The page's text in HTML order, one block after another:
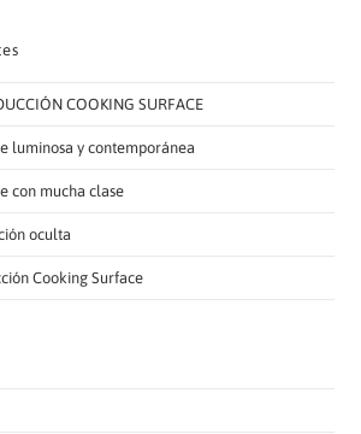
COOKING SURFACE
luminosa y contemporánea
con mucha clase
oculta
Cooking Surface